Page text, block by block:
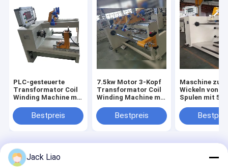
PLC-gesteuerte
Transformator Coil
Winding Machine mit
und 400 mm Max
Winding Breite
Bestpreis
7.5kw Motor 3-Kopf
Transformator Coil
Winding Machine mit
hohe Effizienz
Bestpreis
Maschine zum
Wickeln von
Spulen mit
400 mm Max-
Wickelbreite
Startseite
Jack Liao